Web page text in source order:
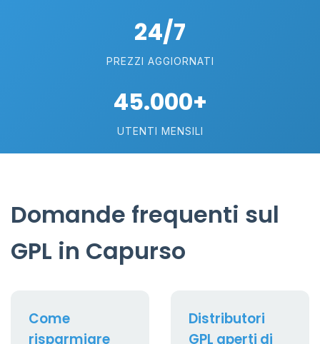
24/7
PREZZI AGGIORNATI
45.000+
UTENTI MENSILI
Domande frequenti sul
GPL in Capurso
Come
risparmiare
Distributori
GPL aperti di